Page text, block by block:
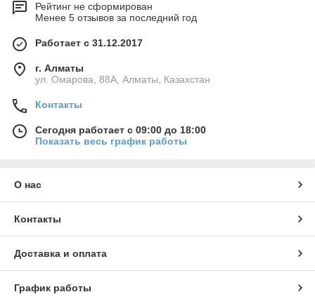
Рейтинг не сформирован
Менее 5 отзывов за последний год
Работает с 31.12.2017
г. Алматы
ул. Омарова, 88А, Алматы, Казахстан
Контакты
Сегодня работает с 09:00 до 18:00
Показать весь график работы
О нас
Контакты
Доставка и оплата
График работы